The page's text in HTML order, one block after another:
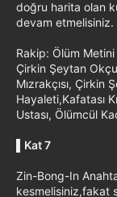
doğru harita olan
devam etmelisiniz.
Rakip: Ölüm
Çirkin Şeytan
Mızrakçısı, Çirkin
Hayaleti,Kafatası
Ustası, Ölümcül
Kat 7
Zin-Bong-In
kesmelisiniz,fakat